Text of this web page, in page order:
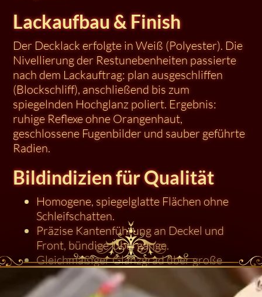
Lackaufbau & Finish
Der Decklack erfolgte in Weiß (Polyester). Die
Nivellierung der Restunebenheiten passierte
nach dem Lackauftrag: plan ausgeschliffen
(Blockschliff), anschließend bis zum
spiegelnden Hochglanz poliert. Ergebnis:
ruhige Reflexe ohne Orangenhaut,
geschlossene Fugenbilder und sauber geführte
Radien.
Bildindizien für Qualität
Homogene, spiegelglatte Flächen ohne
Schleifschatten.
Präzise Kantenführung an Deckel und
Front, bündige Übergänge.
Gleichmäßiger Glanzgrad über große
Flächen – ein Zeichen für
spannungsarmen Aufbau.